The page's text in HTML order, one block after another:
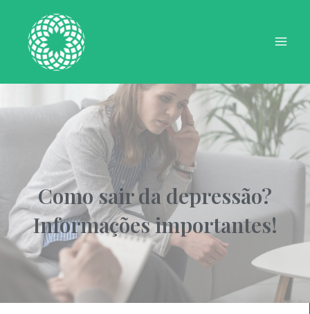
conteúdo
Como sair da depressão?
Informações importantes!